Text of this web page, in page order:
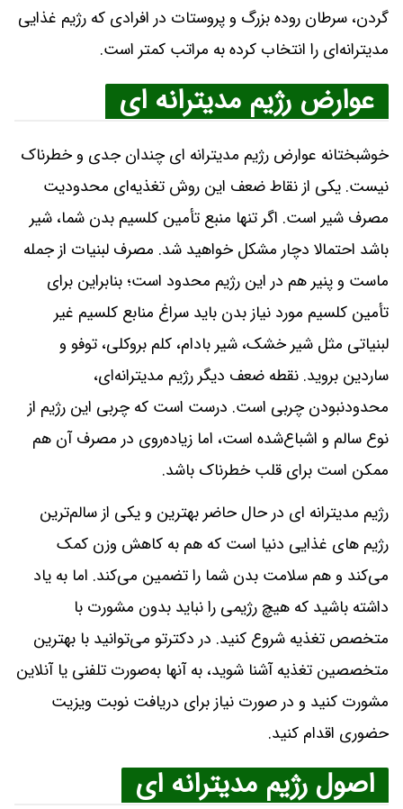
گردن، سرطان روده بزرگ و پروستات در افرادی که رژیم غذایی
مدیترانه‌ای را انتخاب کرده‌ به ‌مراتب کمتر است.
عوارض رژیم مدیترانه ای
خوشبختانه عوارض رژیم مدیترانه ای چندان جدی و خطرناک
نیست. یکی از نقاط ضعف این روش تغذیه‌ای محدودیت
مصرف شیر است. اگر تنها منبع تأمین کلسیم بدن شما، شیر
باشد احتمالا دچار مشکل خواهید شد. مصرف لبنیات از جمله
ماست و پنیر هم در این رژیم محدود است؛ بنابراین برای
تأمین کلسیم مورد نیاز بدن باید سراغ منابع کلسیم غیر
لبنیاتی مثل شیر خشک، شیر بادام، کلم بروکلی، توفو و
ساردین بروید. نقطه ضعف دیگر رژیم مدیترانه‌ای،
محدودنبودن چربی است. درست است که چربی این رژیم از
نوع سالم و اشباع‌شده است، اما زیاده‌روی در مصرف آن هم
ممکن است برای قلب خطرناک باشد.
رژیم مدیترانه ای در حال حاضر بهترین و یکی از سالم‌ترین
رژیم های غذایی دنیا است که هم به کاهش وزن کمک
می‌کند و هم سلامت بدن شما را تضمین می‌کند. اما به یاد
داشته باشید که هیچ رژیمی را نباید بدون مشورت با
متخصص تغذیه شروع کنید. در دکترتو می‌توانید با بهترین
متخصصین تغذیه آشنا شوید، به آنها به‌صورت تلفنی یا آنلاین
مشورت کنید و در صورت نیاز برای دریافت نوبت ویزیت
حضوری اقدام کنید.
اصول رژیم مدیترانه ای